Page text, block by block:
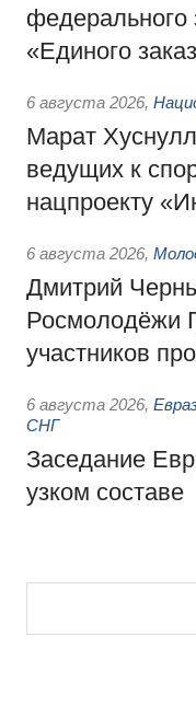
федерального
«Единого
6 августа 2026,
Марат
ведущих к
нацпроекту
6 августа 2026,
Дмитрий
Росмолодёжи
участников
6 августа 2026,
СНГ
Заседание
узком составе